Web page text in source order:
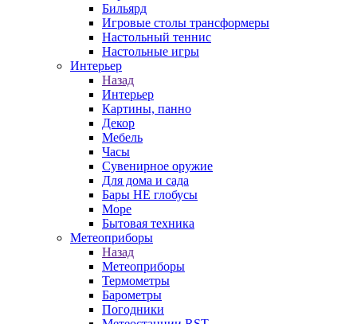
Бильярд
Игровые столы трансформеры
Настольный теннис
Настольные игры
Интерьер
Назад
Интерьер
Картины, панно
Декор
Мебель
Часы
Сувенирное оружие
Для дома и сада
Бары НЕ глобусы
Море
Бытовая техника
Метеоприборы
Назад
Метеоприборы
Термометры
Барометры
Погодники